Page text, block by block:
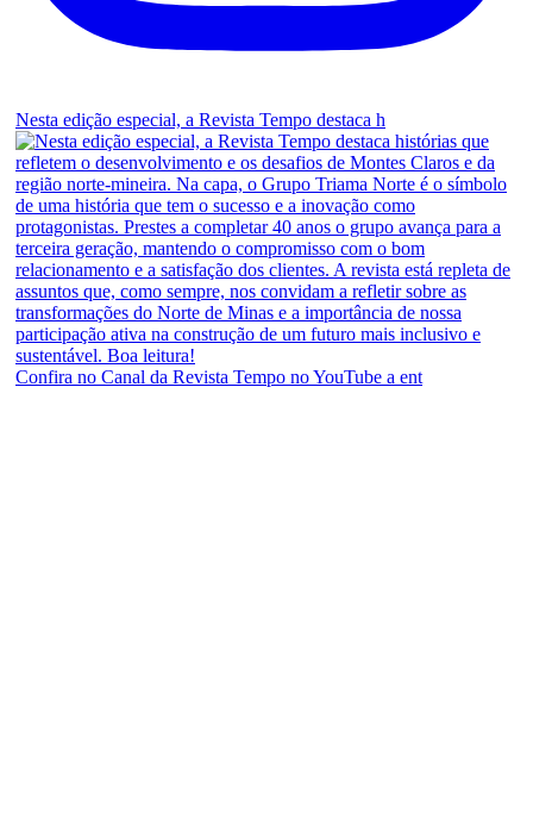
Nesta edição especial, a Revista Tempo destaca h
Confira no Canal da Revista Tempo no YouTube a ent